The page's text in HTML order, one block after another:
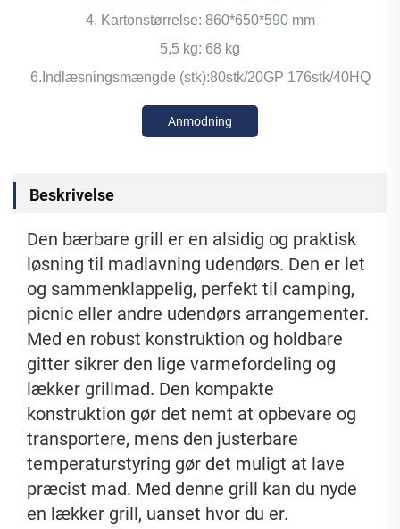
4. Kartonstørrelse: 860*650*590 mm
5,5 kg: 68 kg
6.Indlæsningsmængde (stk):80stk/20GP 176stk/40HQ
Anmodning
Beskrivelse
Den bærbare grill er en alsidig og praktisk
løsning til madlavning udendørs. Den er let
og sammenklappelig, perfekt til camping,
picnic eller andre udendørs arrangementer.
Med en robust konstruktion og holdbare
gitter sikrer den lige varmefordeling og
lækker grillmad. Den kompakte
konstruktion gør det nemt at opbevare og
transportere, mens den justerbare
temperaturstyring gør det muligt at lave
præcist mad. Med denne grill kan du nyde
en lækker grill, uanset hvor du er.